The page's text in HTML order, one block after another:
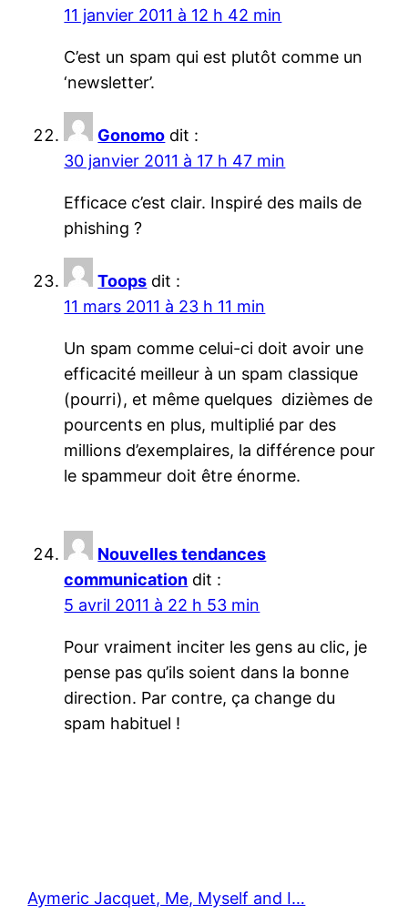
11 janvier 2011 à 12 h 42 min
C’est un spam qui est plutôt comme un
‘newsletter’.
Gonomo dit :
30 janvier 2011 à 17 h 47 min
Efficace c’est clair. Inspiré des mails de
phishing ?
Toops dit :
11 mars 2011 à 23 h 11 min
Un spam comme celui-ci doit avoir une
efficacité meilleur à un spam classique
(pourri), et même quelques dizièmes de
pourcents en plus, multiplié par des
millions d’exemplaires, la différence pour
le spammeur doit être énorme.
Nouvelles tendances
communication dit :
5 avril 2011 à 22 h 53 min
Pour vraiment inciter les gens au clic, je
pense pas qu’ils soient dans la bonne
direction. Par contre, ça change du
spam habituel !
Aymeric Jacquet, Me, Myself and I…